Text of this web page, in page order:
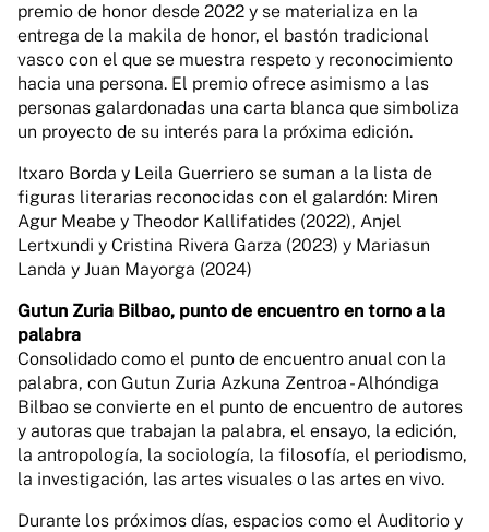
premio de honor desde 2022 y se materializa en la
entrega de la makila de honor, el bastón tradicional
vasco con el que se muestra respeto y reconocimiento
hacia una persona. El premio ofrece asimismo a las
personas galardonadas una carta blanca que simboliza
un proyecto de su interés para la próxima edición.
Itxaro Borda y Leila Guerriero se suman a la lista de
figuras literarias reconocidas con el galardón: Miren
Agur Meabe y Theodor Kallifatides (2022), Anjel
Lertxundi y Cristina Rivera Garza (2023) y Mariasun
Landa y Juan Mayorga (2024)
Gutun Zuria Bilbao, punto de encuentro en torno a la
palabra
Consolidado como el punto de encuentro anual con la
palabra, con Gutun Zuria Azkuna Zentroa - Alhóndiga
Bilbao se convierte en el punto de encuentro de autores
y autoras que trabajan la palabra, el ensayo, la edición,
la antropología, la sociología, la filosofía, el periodismo,
la investigación, las artes visuales o las artes en vivo.
Durante los próximos días, espacios como el Auditorio y